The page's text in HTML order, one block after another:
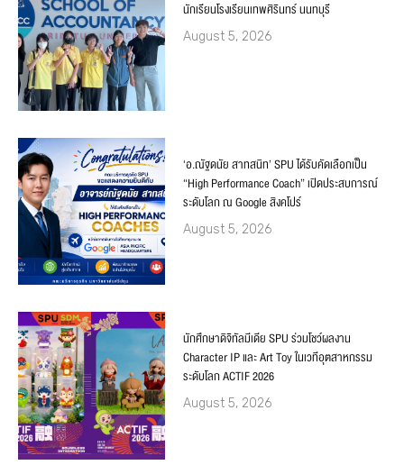
นักเรียนโรงเรียนเทพศิรินทร์ นนทบุรี
August 5, 2026
‘อ.ณัฐดนัย สาทสนิท’ SPU ได้รับคัดเลือกเป็น
“High Performance Coach” เปิดประสบการณ์
ระดับโลก ณ Google สิงคโปร์
August 5, 2026
นักศึกษาดิจิทัลมีเดีย SPU ร่วมโชว์ผลงาน
Character IP และ Art Toy ในเวทีอุตสาหกรรม
ระดับโลก ACTIF 2026
August 5, 2026